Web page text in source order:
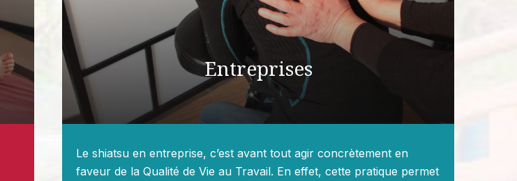
Entreprises
Le shiatsu en entreprise, c’est avant tout agir concrètement en
faveur de la Qualité de Vie au Travail. En effet, cette pratique permet